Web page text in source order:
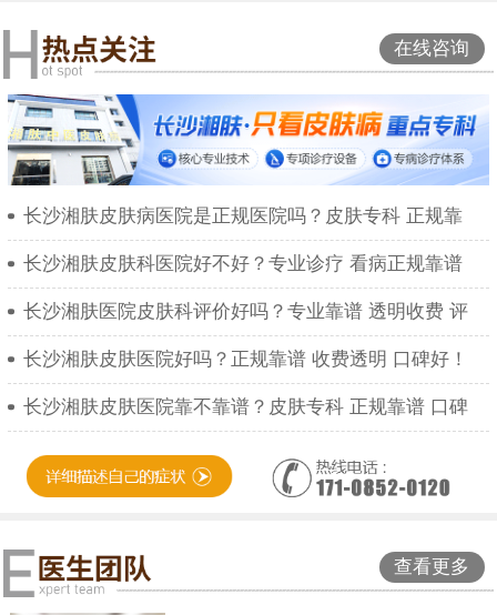
在线咨询
长沙湘肤皮肤病医院是正规医院吗？皮肤专科 正规靠
长沙湘肤皮肤科医院好不好？专业诊疗 看病正规靠谱
长沙湘肤医院皮肤科评价好吗？专业靠谱 透明收费 评
长沙湘肤皮肤医院好吗？正规靠谱 收费透明 口碑好！
长沙湘肤皮肤医院靠不靠谱？皮肤专科 正规靠谱 口碑
查看更多